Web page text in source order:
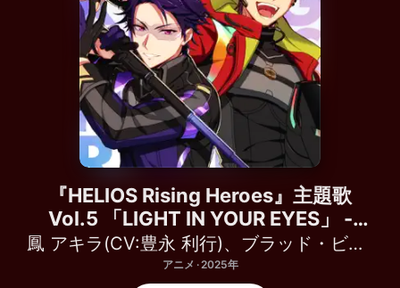
ラジオ
Apple Musicをインストール
『HELIOS Rising Heroes』主題歌
Vol.5 「LIGHT IN YOUR EYES」 -
Single
鳳 アキラ(CV:豊永 利行)、 ブラッド・ビームス(CV:羽多野 渉)
アニメ · 2025年